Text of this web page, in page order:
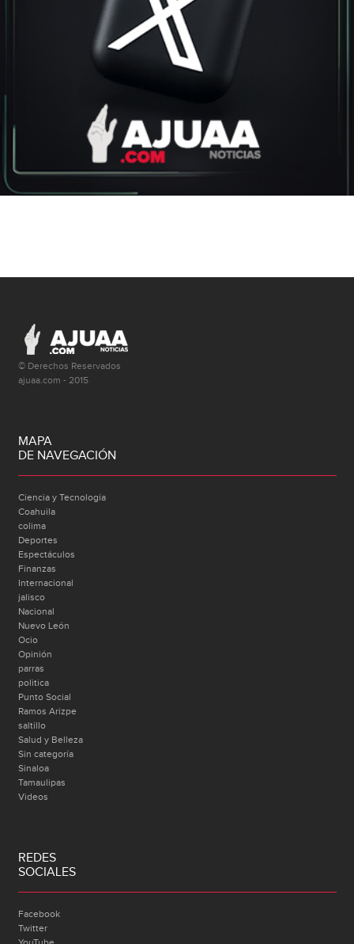
© Derechos Reservados
ajuaa.com - 2015
MAPA
DE NAVEGACIÓN
Ciencia y Tecnología
Coahuila
colima
Deportes
Espectáculos
Finanzas
Internacional
jalisco
Nacional
Nuevo León
Ocio
Opinión
parras
politica
Punto Social
Ramos Arizpe
saltillo
Salud y Belleza
Sin categoría
Sinaloa
Tamaulipas
Videos
REDES
SOCIALES
Facebook
Twitter